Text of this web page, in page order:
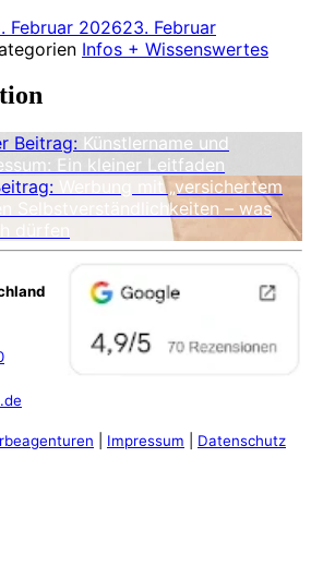
Februar 202623. Februar
Infos + Wissenswertes
Beitrag: Künstlername und
Ein kleiner Leitfaden
Werbung mit „versichertem
Selbstverständlichkeiten – was
dürfen
Impressum Datenschutz